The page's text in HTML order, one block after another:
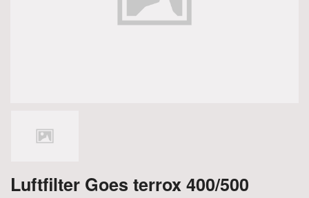
Luftfilter Goes terrox 400/500